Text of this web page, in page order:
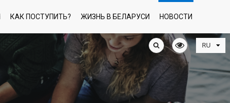
КАК ПОСТУПИТЬ? ЖИЗНЬ В БЕЛАРУСИ НОВОСТИ